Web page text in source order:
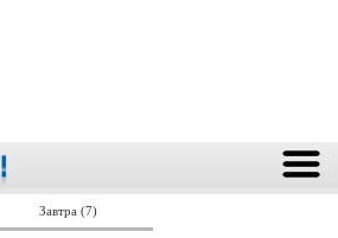
Завтра (7)